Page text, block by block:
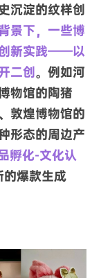
沉淀的纹样创
景下，一些博
创新实践——以
二创。例如河
物馆的陶猪
敦煌博物馆的
形态的周边产
孵化-文化认
爆款生成